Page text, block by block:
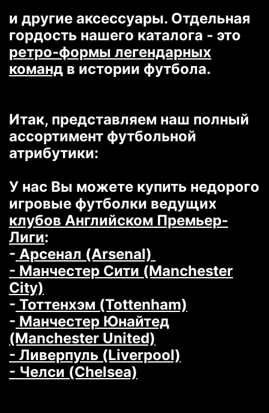
и другие аксессуары. Отдельная
гордость нашего каталога - это
ретро-формы легендарных
команд в истории футбола.
Итак, представляем наш полный
ассортимент футбольной
атрибутики:
У нас Вы можете купить недорого
игровые футболки ведущих
клубов Английском Премьер-
Лиги:
- Арсенал (Arsenal)
- Манчестер Сити (Manchester
City)
- Тоттенхэм (Tottenham)
- Манчестер Юнайтед
(Manchester United)
- Ливерпуль (Liverpool)
- Челси (Chelsea)